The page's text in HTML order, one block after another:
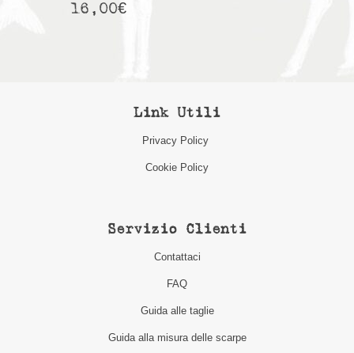
16,00€
Link Utili
Privacy Policy
Cookie Policy
Servizio Clienti
Contattaci
FAQ
Guida alle taglie
Guida alla misura delle scarpe